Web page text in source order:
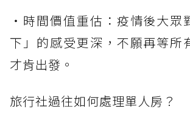
・時間價值重估：疫情後大眾
下」的感受更深，不願再等所
才肯出發。
旅行社過往如何處理單人房？